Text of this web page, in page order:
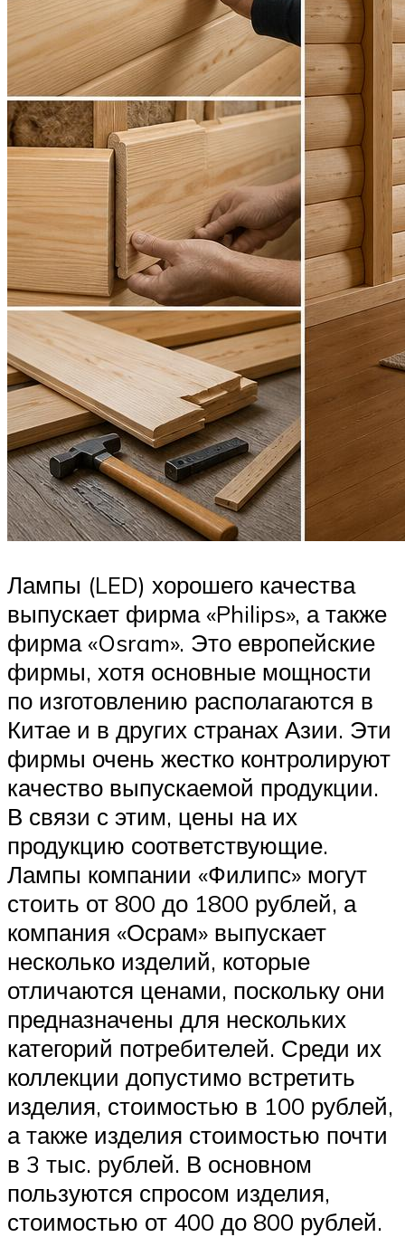
Лампы (LED) хорошего качества
выпускает фирма «Philips», а также
фирма «Osram». Это европейские
фирмы, хотя основные мощности
по изготовлению располагаются в
Китае и в других странах Азии. Эти
фирмы очень жестко контролируют
качество выпускаемой продукции.
В связи с этим, цены на их
продукцию соответствующие.
Лампы компании «Филипс» могут
стоить от 800 до 1800 рублей, а
компания «Осрам» выпускает
несколько изделий, которые
отличаются ценами, поскольку они
предназначены для нескольких
категорий потребителей. Среди их
коллекции допустимо встретить
изделия, стоимостью в 100 рублей,
а также изделия стоимостью почти
в 3 тыс. рублей. В основном
пользуются спросом изделия,
стоимостью от 400 до 800 рублей.